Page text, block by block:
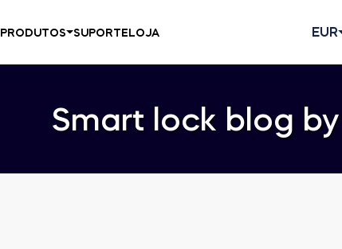
PRODUTOS SUPORTELOJA EUR
Smart lock blog by